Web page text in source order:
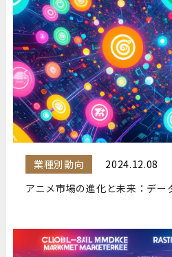
業種別動向
2024.12.08
アニメ市場の進化と未来：デー